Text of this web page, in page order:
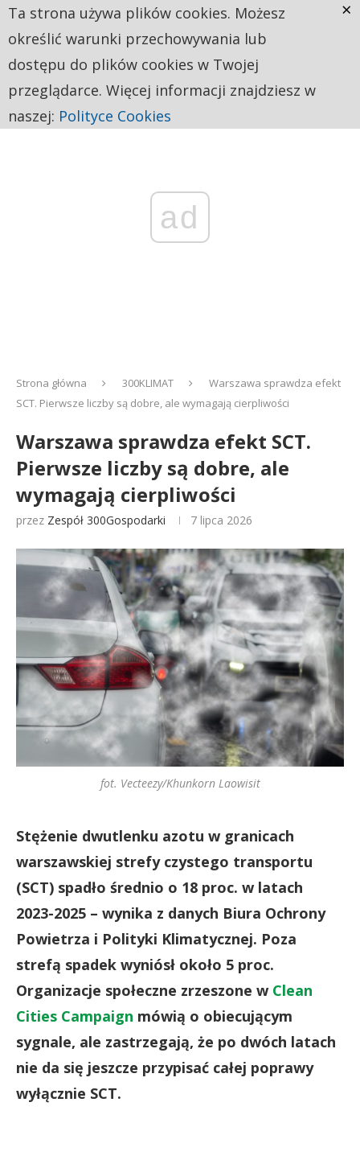
ad
Strona główna 300KLIMAT
Warszawa sprawdza efekt
SCT. Pierwsze liczby są dobre, ale wymagają cierpliwości
Warszawa sprawdza efekt SCT.
Pierwsze liczby są dobre, ale
wymagają cierpliwości
przez Zespół 300Gospodarki 7 lipca 2026
fot. Vecteezy/Khunkorn Laowisit
Stężenie dwutlenku azotu w granicach
warszawskiej strefy czystego transportu
(SCT) spadło średnio o 18 proc. w latach
2023-2025 – wynika z danych Biura Ochrony
Powietrza i Polityki Klimatycznej. Poza
strefą spadek wyniósł około 5 proc.
Organizacje społeczne zrzeszone w Clean
Cities Campaign mówią o obiecującym
sygnale, ale zastrzegają, że po dwóch latach
nie da się jeszcze przypisać całej poprawy
wyłącznie SCT.
Ta strona używa plików cookies. Możesz
określić warunki przechowywania lub
dostępu do plików cookies w Twojej
przeglądarce. Więcej informacji znajdziesz w
naszej: Polityce Cookies
×